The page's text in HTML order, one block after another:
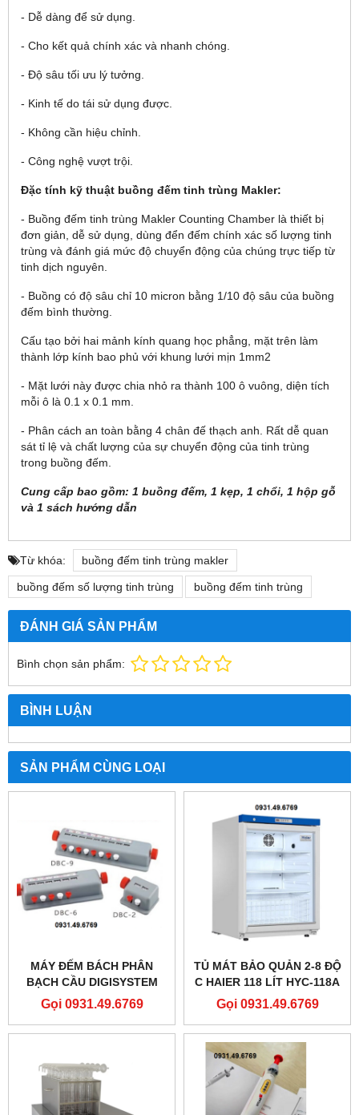
- Dễ dàng để sử dụng.
- Cho kết quả chính xác và nhanh chóng.
- Độ sâu tối ưu lý tưởng.
- Kinh tế do tái sử dụng được.
- Không cần hiệu chỉnh.
- Công nghệ vượt trội.
Đặc tính kỹ thuật buồng đếm tinh trùng Makler:
- Buồng đếm tinh trùng Makler Counting Chamber là thiết bị
đơn giản, dễ sử dụng, dùng đển đếm chính xác số lượng tinh
trùng và đánh giá mức độ chuyển động của chúng trực tiếp từ
tinh dịch nguyên.
- Buồng có độ sâu chỉ 10 micron bằng 1/10 độ sâu của buồng
đếm bình thường.
Cấu tạo bởi hai mảnh kính quang học phẳng, mặt trên làm
thành lớp kính bao phủ với khung lưới mịn 1mm2
- Mặt lưới này được chia nhỏ ra thành 100 ô vuông, diện tích
mỗi ô là 0.1 x 0.1 mm.
- Phân cách an toàn bằng 4 chân đế thạch anh. Rất dễ quan
sát tỉ lệ và chất lượng của sự chuyển động của tinh trùng
trong buồng đếm.
Cung cấp bao gồm: 1 buồng đếm, 1 kẹp, 1 chổi, 1 hộp gỗ
và 1 sách hướng dẫn
Từ khóa: buồng đếm tinh trùng makler
buồng đếm số lượng tinh trùng buồng đếm tinh trùng
ĐÁNH GIÁ SẢN PHẨM
Bình chọn sản phẩm:
BÌNH LUẬN
SẢN PHẨM CÙNG LOẠI
MÁY ĐẾM BÁCH PHÂN
BẠCH CẦU DIGISYSTEM
DBC-9
Gọi 0931.49.6769
TỦ MÁT BẢO QUẢN 2-8 ĐỘ
C HAIER 118 LÍT HYC-118A
LOẠI ĐỨNG
Gọi 0931.49.6769